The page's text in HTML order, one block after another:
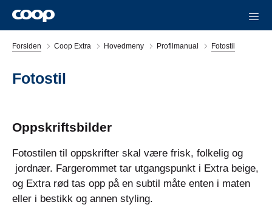
Forsiden Coop Extra Hovedmeny Profilmanual Fotostil
Fotostil
Oppskriftsbilder
Fotostilen til oppskrifter skal være frisk, folkelig og
jordnær. Fargerommet tar utgangspunkt i Extra beige,
og Extra rød tas opp på en subtil måte enten i maten
eller i bestikk og annen styling.